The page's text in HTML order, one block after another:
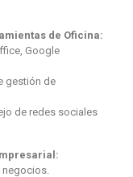
de Oficina:
Google
gestión de
de redes sociales